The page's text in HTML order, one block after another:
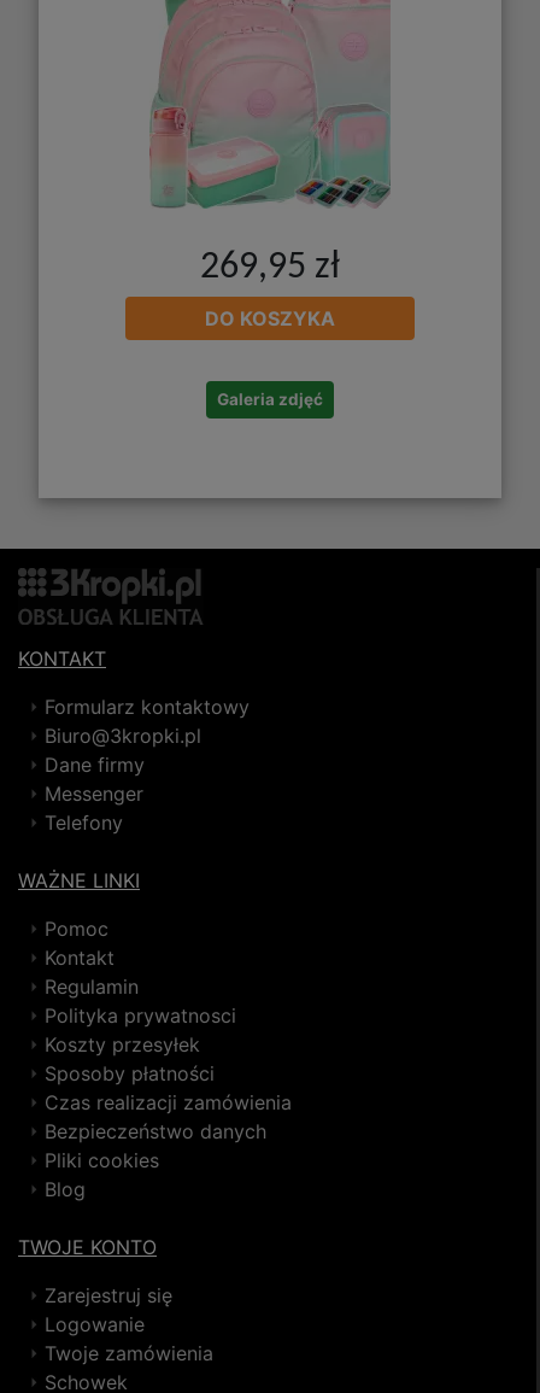
269,95 zł
DO KOSZYKA
Galeria zdjęć
KONTAKT
Formularz kontaktowy
Biuro@3kropki.pl
Dane firmy
Messenger
Telefony
WAŻNE LINKI
Pomoc
Kontakt
Regulamin
Polityka prywatnosci
Koszty przesyłek
Sposoby płatności
Czas realizacji zamówienia
Bezpieczeństwo danych
Pliki cookies
Blog
TWOJE KONTO
Zarejestruj się
Logowanie
Twoje zamówienia
Schowek